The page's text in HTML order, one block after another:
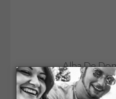
Alba De